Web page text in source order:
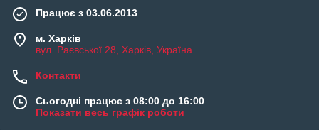
Працює з 03.06.2013
м. Харків
вул. Раєвської 28, Харків, Україна
Контакти
Сьогодні працює з 08:00 до 16:00
Показати весь графік роботи